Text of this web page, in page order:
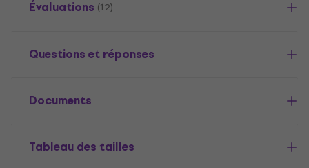
Évaluations (12)
Questions et réponses
Documents
Tableau des tailles